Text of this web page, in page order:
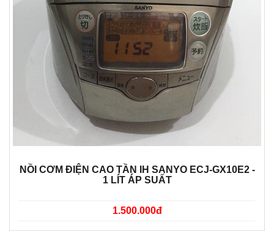
NỒI CƠM ĐIỆN CAO TẦN IH SANYO ECJ-GX10E2 -
1 LÍT ÁP SUẤT
1.500.000đ